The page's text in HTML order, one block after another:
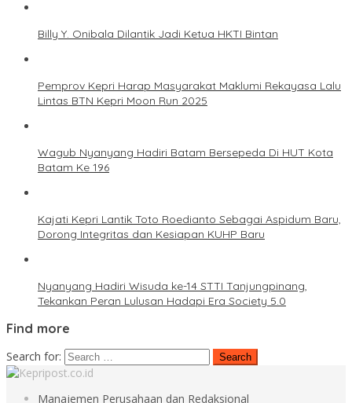
Billy Y. Onibala Dilantik Jadi Ketua HKTI Bintan
Pemprov Kepri Harap Masyarakat Maklumi Rekayasa Lalu
Lintas BTN Kepri Moon Run 2025
Wagub Nyanyang Hadiri Batam Bersepeda Di HUT Kota
Batam Ke 196
Kajati Kepri Lantik Toto Roedianto Sebagai Aspidum Baru,
Dorong Integritas dan Kesiapan KUHP Baru
Nyanyang Hadiri Wisuda ke-14 STTI Tanjungpinang,
Tekankan Peran Lulusan Hadapi Era Society 5.0
Find more
Search for:
Manajemen Perusahaan dan Redaksional